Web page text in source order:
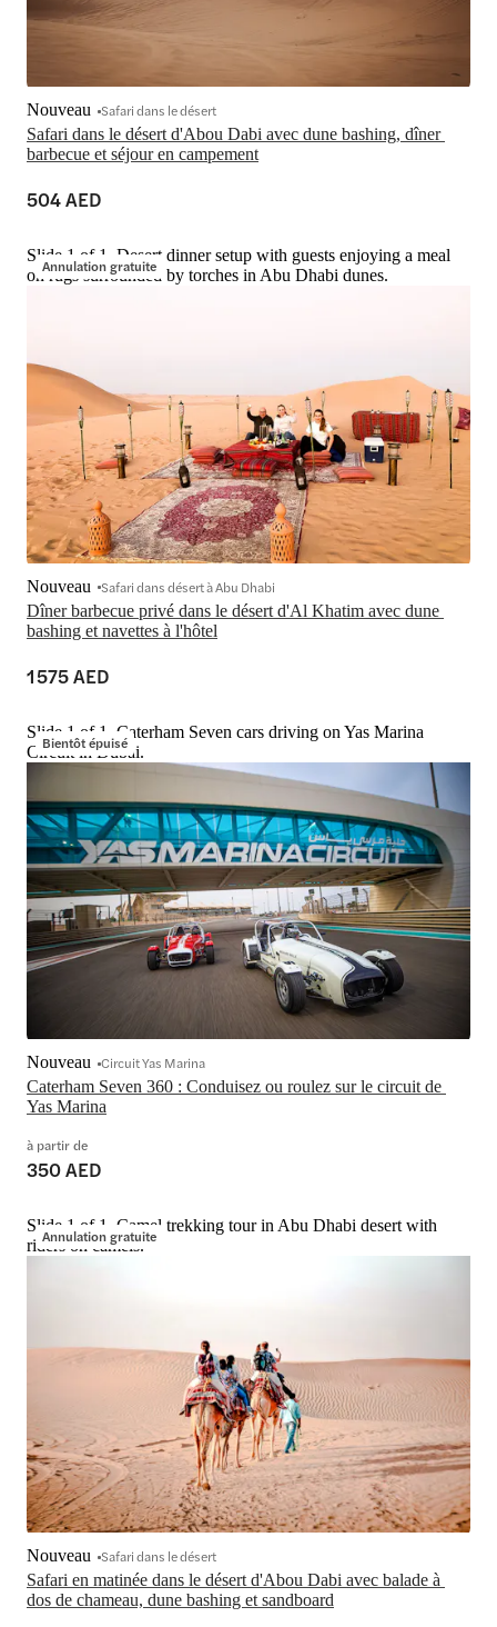
Safari dans le désert d'Abou Dabi avec dune bashing, dîner
barbecue et séjour en campement
Nouveau Safari dans le désert
504 AED
Annulation gratuite
Slide 1 of 1, Desert dinner setup with guests enjoying a meal
on rugs surrounded by torches in Abu Dhabi dunes.
Dîner barbecue privé dans le désert d'Al Khatim avec dune
bashing et navettes à l'hôtel
Nouveau Safari dans désert à Abu Dhabi
1 575 AED
Bientôt épuisé
Slide 1 of 1, Caterham Seven cars driving on Yas Marina
Circuit in Dubai.
Caterham Seven 360 : Conduisez ou roulez sur le circuit de
Yas Marina
Nouveau Circuit Yas Marina
à partir de
350 AED
Annulation gratuite
Slide 1 of 1, Camel trekking tour in Abu Dhabi desert with
riders on camels.
Safari en matinée dans le désert d'Abou Dabi avec balade à
dos de chameau, dune bashing et sandboard
Nouveau Safari dans le désert